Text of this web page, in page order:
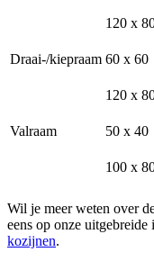
120 x
Draai-/kiepraam 60 x 60
120 x
Valraam 50 x 40
100 x
Wil je meer weten over
eens op onze
kozijnen.